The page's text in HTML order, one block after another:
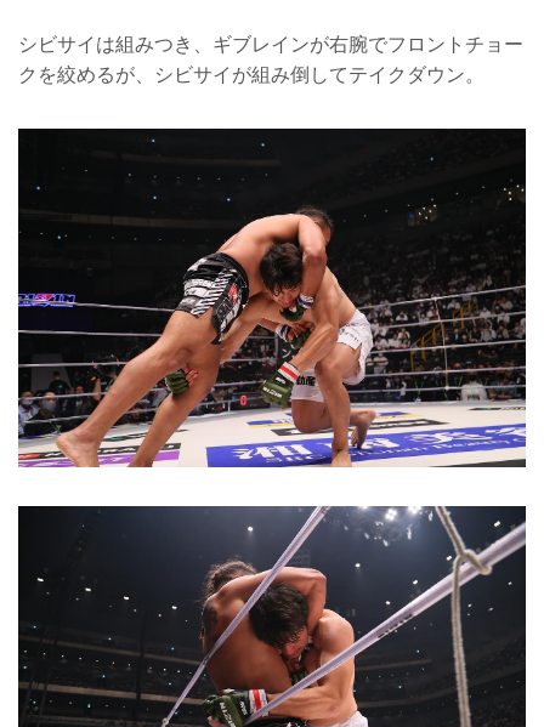
シビサイは組みつき、ギブレインが右腕でフロントチョー
クを絞めるが、シビサイが組み倒してテイクダウン。